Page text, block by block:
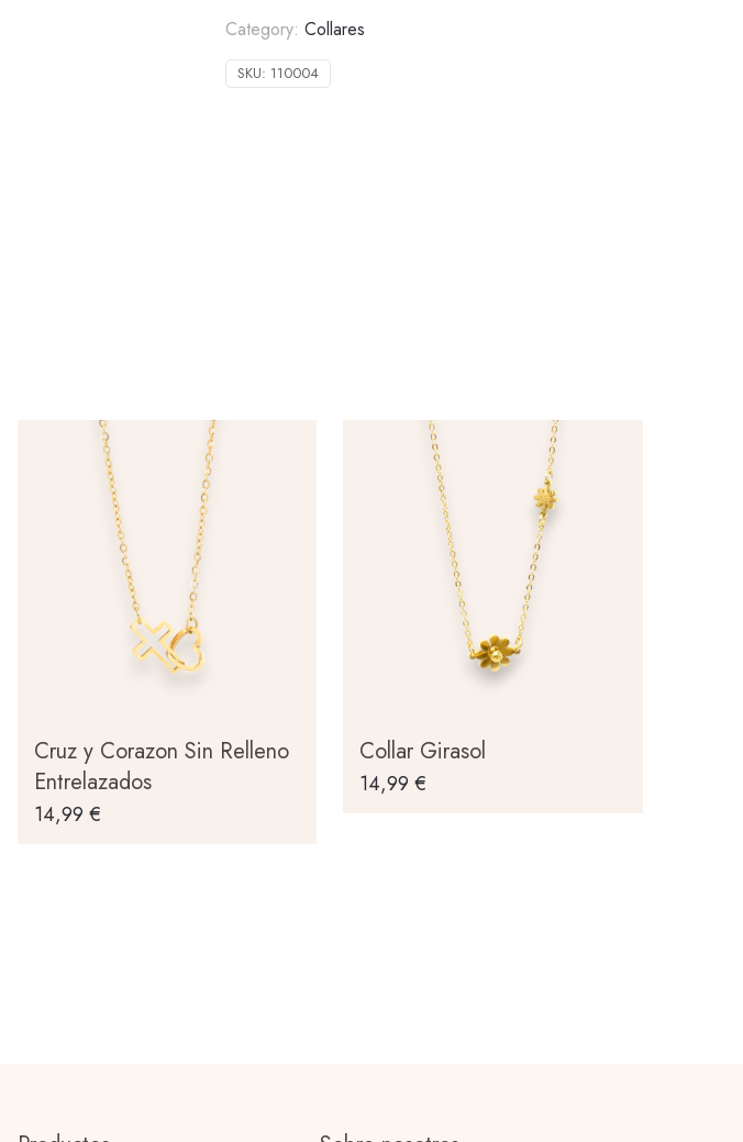
Category: Collares
SKU: 110004
Cruz y Corazon Sin Relleno
Entrelazados
14,99 €
Collar Girasol
14,99€